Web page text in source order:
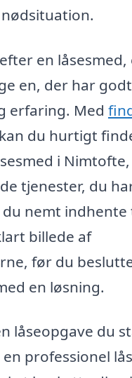
en låsesmed,
en, der har godt
erfaring. Med
kan du hurtigt
i
tjenester, du
du nemt indhente
billede af
før du
en løsning.
låseopgave du
professionel